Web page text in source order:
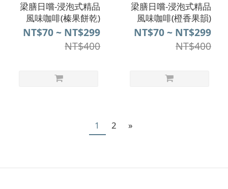
梁膳日嚐-浸泡式精品
風味咖啡(榛果餅乾)
NT$70 ~ NT$299
NT$400
梁膳日嚐-浸泡式精品
風味咖啡(橙香果韻)
NT$70 ~ NT$299
NT$400
1 2 »